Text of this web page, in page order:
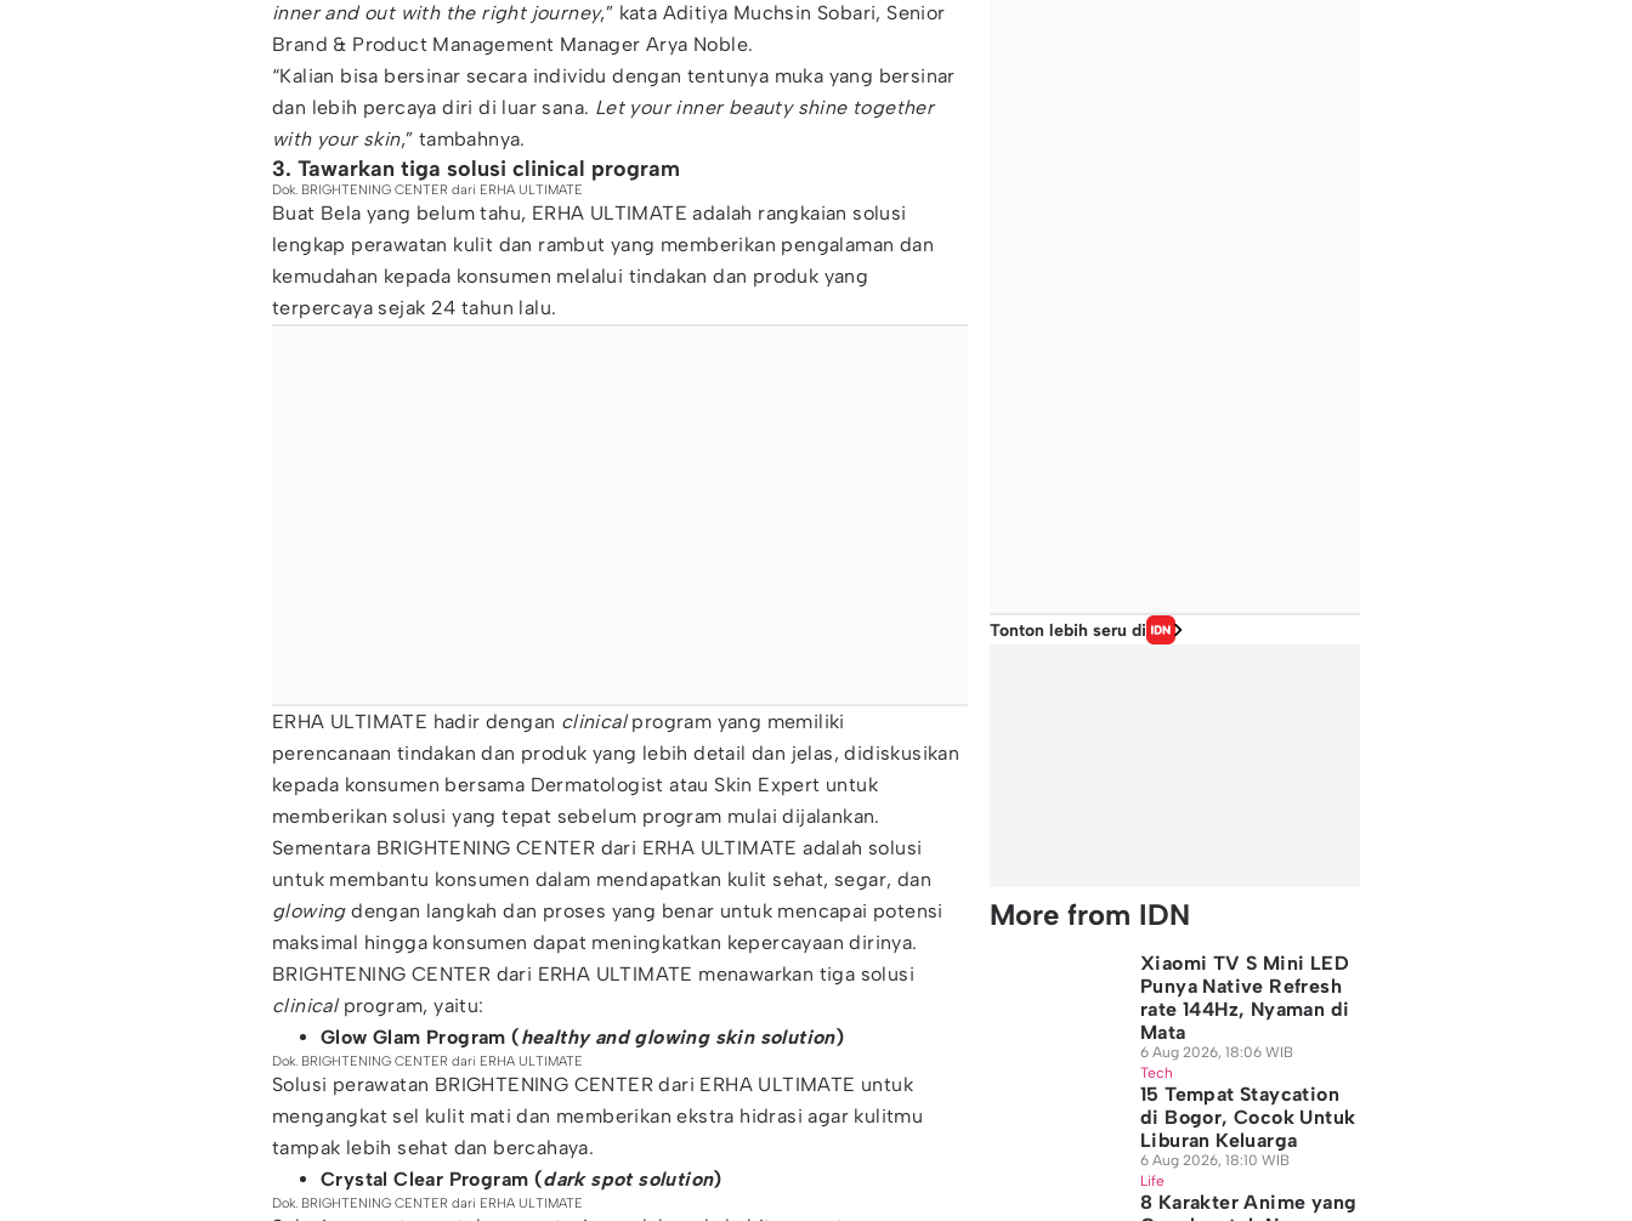
inner and out with the right journey,” kata Aditiya Muchsin Sobari, Senior
Brand & Product Management Manager Arya Noble.
“Kalian bisa bersinar secara individu dengan tentunya muka yang bersinar
dan lebih percaya diri di luar sana. Let your inner beauty shine together
with your skin,” tambahnya.
3. Tawarkan tiga solusi clinical program
Dok. BRIGHTENING CENTER dari ERHA ULTIMATE
Buat Bela yang belum tahu, ERHA ULTIMATE adalah rangkaian solusi
lengkap perawatan kulit dan rambut yang memberikan pengalaman dan
kemudahan kepada konsumen melalui tindakan dan produk yang
terpercaya sejak 24 tahun lalu.
ERHA ULTIMATE hadir dengan clinicalprogram yang memiliki
perencanaan tindakan dan produk yang lebih detail dan jelas, didiskusikan
kepada konsumen bersama Dermatologist atau Skin Expert untuk
memberikan solusi yang tepat sebelum program mulai dijalankan.
Sementara BRIGHTENING CENTER dari ERHA ULTIMATE adalah solusi
untuk membantu konsumen dalam mendapatkan kulit sehat, segar, dan
glowingdengan langkah dan proses yang benar untuk mencapai potensi
maksimal hingga konsumen dapat meningkatkan kepercayaan dirinya.
BRIGHTENING CENTER dari ERHA ULTIMATE menawarkan tiga solusi
clinicalprogram, yaitu:
Glow Glam Program (healthy and glowing skin solution)
Dok. BRIGHTENING CENTER dari ERHA ULTIMATE
Solusi perawatan BRIGHTENING CENTER dari ERHA ULTIMATE untuk
mengangkat sel kulit mati dan memberikan ekstra hidrasi agar kulitmu
tampak lebih sehat dan bercahaya.
Crystal Clear Program (dark spot solution)
Dok. BRIGHTENING CENTER dari ERHA ULTIMATE
Tonton lebih seru di
More from IDN
Xiaomi TV S Mini LED
Punya Native Refresh
rate 144Hz, Nyaman di
Mata
6 Aug 2026, 18:06 WIB
Tech
15 Tempat Staycation
di Bogor, Cocok Untuk
Liburan Keluarga
6 Aug 2026, 18:10 WIB
Life
8 Karakter Anime yang